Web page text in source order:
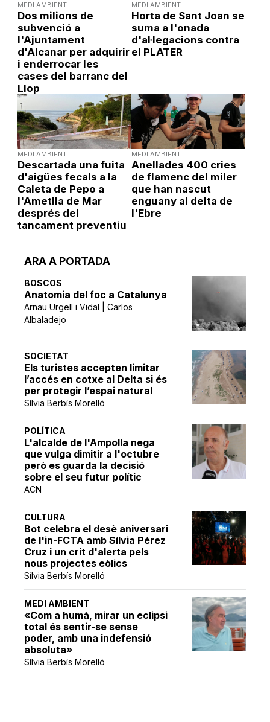
ARA A PORTADA
BOSCOS
Anatomia del foc a Catalunya
Arnau Urgell i Vidal | Carlos
Albaladejo
SOCIETAT
Els turistes accepten limitar
l’accés en cotxe al Delta si és
per protegir l’espai natural
Sílvia Berbís Morelló
POLÍTICA
L'alcalde de l'Ampolla nega
que vulga dimitir a l'octubre
però es guarda la decisió
sobre el seu futur polític
ACN
CULTURA
Bot celebra el desè aniversari
de l'in-FCTA amb Sílvia Pérez
Cruz i un crit d'alerta pels
nous projectes eòlics
Sílvia Berbís Morelló
MEDI AMBIENT
«Com a humà, mirar un eclipsi
total és sentir-se sense
poder, amb una indefensió
absoluta»
Sílvia Berbís Morelló
MEDI AMBIENT
Dos milions de
subvenció a
l'Ajuntament
d'Alcanar per adquirir
i enderrocar les
cases del barranc del
Llop
MEDI AMBIENT
Horta de Sant Joan se
suma a l'onada
d'al·legacions contra
el PLATER
MEDI AMBIENT
Descartada una fuita
d'aigües fecals a la
Caleta de Pepo a
l'Ametlla de Mar
després del
tancament preventiu
MEDI AMBIENT
Anellades 400 cries
de flamenc del miler
que han nascut
enguany al delta de
l'Ebre